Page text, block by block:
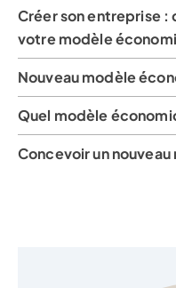
Créer son entreprise :
votre modèle
Nouveau modèle
Quel modèle
Concevoir un